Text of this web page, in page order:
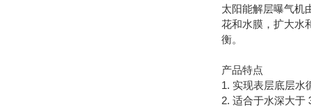
太阳能解层曝气机
花和水膜，扩大水
衡。
产品特点
1. 实现表层底层水
2. 适合于水深大于